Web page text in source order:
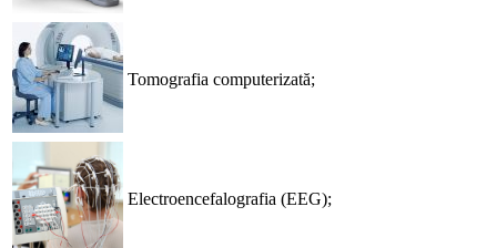
Tomografia computerizată;
Electroencefalografia (EEG);